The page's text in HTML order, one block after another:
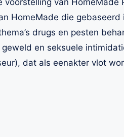
van HomeMade
HomeMade die gebaseerd
drugs en pesten
en seksuele
dat als eenakter vlot